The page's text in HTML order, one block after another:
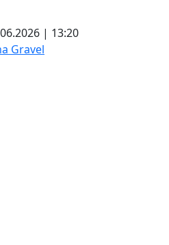
| 13:20
Gravel